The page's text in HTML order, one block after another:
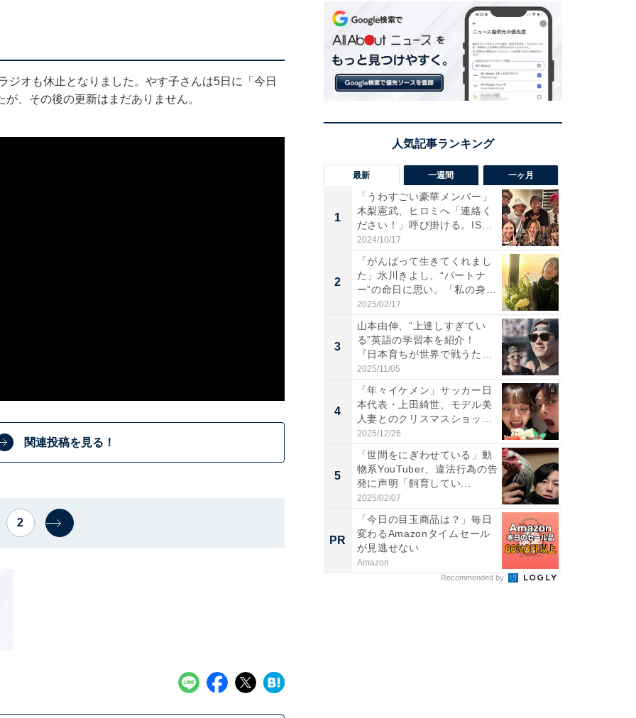
オも休止となりました。やす子さんは5日に「今日
、その後の更新はまだありません。
関連投稿を見る！
2
最新 一週間 一ヶ月
1
「うわすごい豪華メンバー」
木梨憲武、ヒロミへ「連絡く
ださい！」呼び掛ける。IS
S...
2024/10/17
2
「がんばって生きてくれまし
た」氷川きよし、“パートナ
ー”の命日に思い。「私の身
体...
2025/02/17
3
山本由伸、“上達しすぎてい
る”英語の学習本を紹介！
『日本育ちが世界で戦うため
の...
2025/11/05
4
「年々イケメン」サッカー日
本代表・上田綺世、モデル美
人妻とのクリスマスショット
に...
2025/12/26
5
「世間をにぎわせている」動
物系YouTuber、違法行為の告
発に声明「飼育してい...
2025/02/07
PR
「今日の目玉商品は？」毎日
変わるAmazonタイムセール
が見逃せない
Amazon
Recommended by